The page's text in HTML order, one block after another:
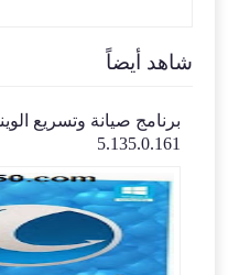
شاهد أيضاً
5.135.0.161